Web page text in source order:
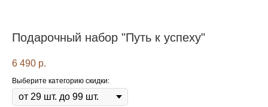
Подарочный набор "Путь к успеху"
6 490 р.
Выберите категорию скидки: